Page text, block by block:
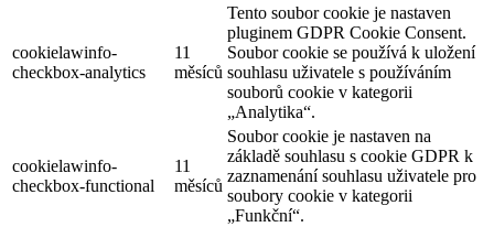
cookielawinfo-
checkbox-analytics
11
měsíců
Tento soubor cookie je nastaven
pluginem GDPR Cookie Consent.
Soubor cookie se používá k uložení
souhlasu uživatele s používáním
souborů cookie v kategorii
„Analytika“.
cookielawinfo-
checkbox-functional
11
měsíců
Soubor cookie je nastaven na
základě souhlasu s cookie GDPR k
zaznamenání souhlasu uživatele pro
soubory cookie v kategorii
„Funkční“.